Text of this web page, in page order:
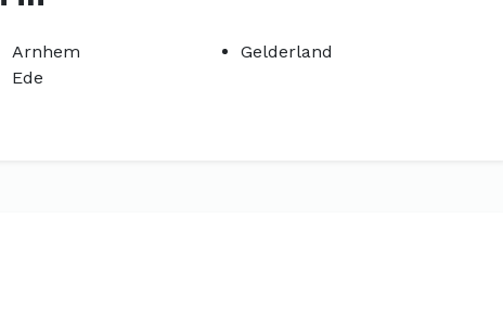
Arnhem
Gelderland
Ede